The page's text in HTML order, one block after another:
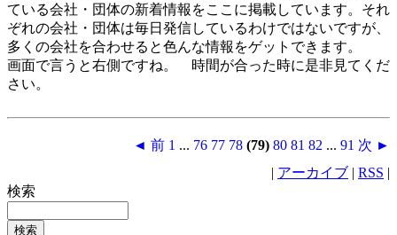
ている会社・団体の新着情報をここに掲載しています。それ
ぞれの会社・団体は毎日発信しているわけではないですが、
多くの会社を合わせると色んな情報をゲットできます。
画面で言うと右側ですね。 時間が合った時に是非見てくだ
さい。
◄ 前 1 ... 76 77 78 (79) 80 81 82 ... 91 次 ►
| アーカイブ | RSS |
検索